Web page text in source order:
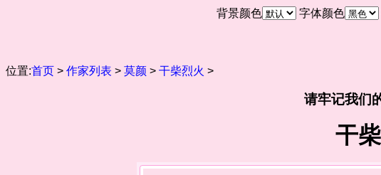
背景颜色 字体颜色
位置:首页 > 作家列表 > 莫颜 > 干柴烈火 >
请牢记我们
干